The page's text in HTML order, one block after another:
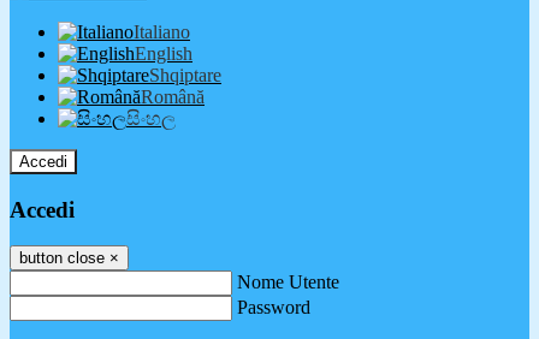
Italiano
English
Shqiptare
Română
සිංහල
Accedi
Accedi
button close ×
Nome Utente
Password